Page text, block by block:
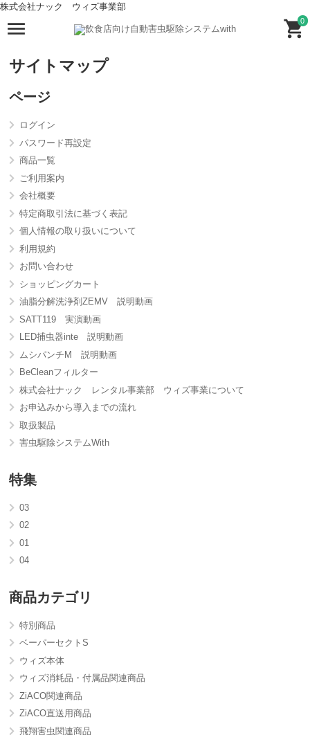
株式会社ナック ウィズ事業部
0
サイトマップ
ページ
ログイン
パスワード再設定
商品一覧
ご利用案内
会社概要
特定商取引法に基づく表記
個人情報の取り扱いについて
利用規約
お問い合わせ
ショッピングカート
油脂分解洗浄剤ZEMV 説明動画
SATT119 実演動画
LED捕虫器inte 説明動画
ムシパンチM 説明動画
BeCleanフィルター
株式会社ナック レンタル事業部 ウィズ事業について
お申込みから導入までの流れ
取扱製品
害虫駆除システムWith
特集
03
02
01
04
商品カテゴリ
特別商品
ベーパーセクトS
ウィズ本体
ウィズ消耗品・付属品関連商品
ZiACO関連商品
ZiACO直送用商品
飛翔害虫関連商品